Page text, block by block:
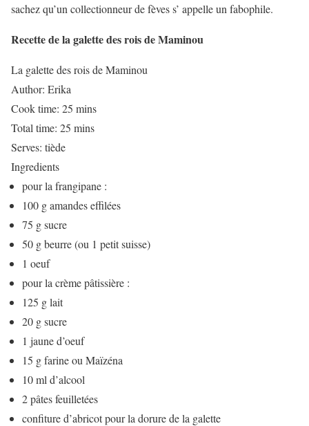
sachez qu’un collectionneur de fèves s’ appelle un fabophile.
Recette de la galette des rois de Maminou
La galette des rois de Maminou
Author: Erika
Cook time: 25 mins
Total time: 25 mins
Serves: tiède
Ingredients
pour la frangipane :
100 g amandes effilées
75 g sucre
50 g beurre (ou 1 petit suisse)
1 oeuf
pour la crème pâtissière :
125 g lait
20 g sucre
1 jaune d’oeuf
15 g farine ou Maïzéna
10 ml d’alcool
2 pâtes feuilletées
confiture d’abricot pour la dorure de la galette